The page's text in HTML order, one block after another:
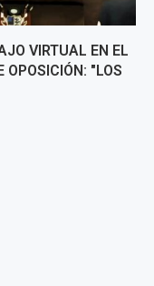
VIRTUAL EN EL
OPOSICIÓN: "LOS